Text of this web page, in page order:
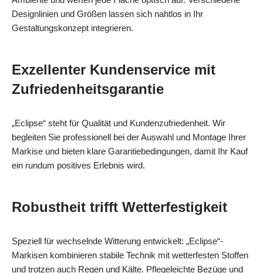
Designlinien und Größen lassen sich nahtlos in Ihr
Gestaltungskonzept integrieren.
Exzellenter Kundenservice mit
Zufriedenheitsgarantie
„Eclipse“ steht für Qualität und Kundenzufriedenheit. Wir
begleiten Sie professionell bei der Auswahl und Montage Ihrer
Markise und bieten klare Garantiebedingungen, damit Ihr Kauf
ein rundum positives Erlebnis wird.
Robustheit trifft Wetterfestigkeit
Speziell für wechselnde Witterung entwickelt: „Eclipse“-
Markisen kombinieren stabile Technik mit wetterfesten Stoffen
und trotzen auch Regen und Kälte. Pflegeleichte Bezüge und